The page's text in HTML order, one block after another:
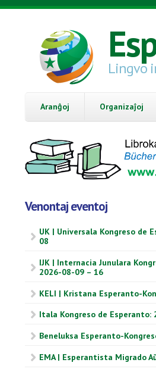
Skip to main content
Lingvo
Aranĝoj Organizaĵoj
Venontaj eventoj
UK | Universala Kongreso de
08
IJK | Internacia Junulara
2026-08-09 – 16
KELI | Kristana Esperanto-
Itala Kongreso de Esperanto:
Beneluksa Esperanto-
EMA | Esperantista Migrado